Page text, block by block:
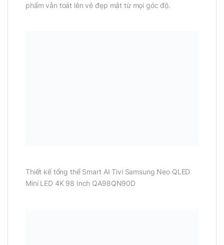
phẩm vẫn toát lên vẻ đẹp mắt từ mọi góc độ.
Thiết kế tổng thể Smart AI Tivi Samsung Neo QLED
Mini LED 4K 98 Inch QA98QN90D